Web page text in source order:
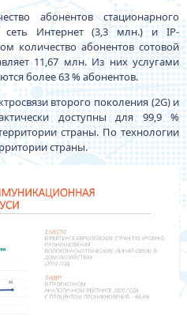
абонентов стационарного
сеть Интернет (3,3 млн.) и IP-
количество абонентов сотовой
11,67 млн. Из них услугами
более 63 % абонентов.
второго поколения (2G) и
доступны для 99,9 %
страны. По технологии
страны.